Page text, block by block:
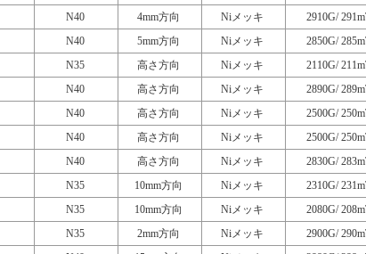
N40 4mm方向 Niメッキ
2910G/
N40 5mm方向 Niメッキ
2850G/
N35 高さ方向 Niメッキ
2110G/
N40 高さ方向 Niメッキ
2890G/
N40 高さ方向 Niメッキ
2500G/
N40 高さ方向 Niメッキ
2500G/
N40 高さ方向 Niメッキ
2830G/
N35 10mm方向 Niメッキ
2310G/
N35 10mm方向 Niメッキ
2080G/
N35 2mm方向 Niメッキ
2900G/